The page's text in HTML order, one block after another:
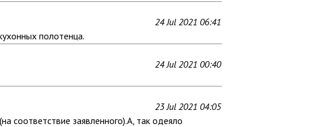
24 Jul 2021 06:41
полотенца.
24 Jul 2021 00:40
23 Jul 2021 04:05
соответствие заявленного).А, так одеяло